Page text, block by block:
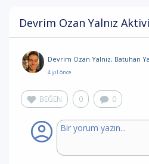
Devrim Ozan Yalnız
Devrim Ozan Yalnız, Batuhan
4 yıl önce
BEĞEN 0 0